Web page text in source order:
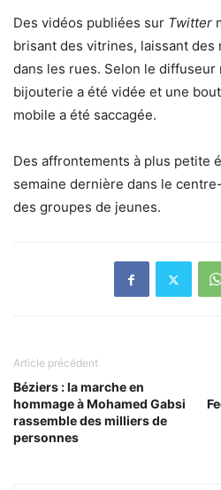
Des vidéos publiées sur Twitter
brisant des vitrines, laissant des
dans les rues. Selon le diffuseur
bijouterie a été vidée et une
mobile a été saccagée.
Des affrontements à plus petite
semaine dernière dans le
des groupes de jeunes.
Article précédent
Béziers : la marche en
hommage à Mohamed Gabsi
rassemble des milliers de
personnes